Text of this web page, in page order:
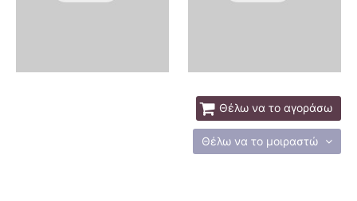
Θέλω να το αγοράσω
Θέλω να το μοιραστώ